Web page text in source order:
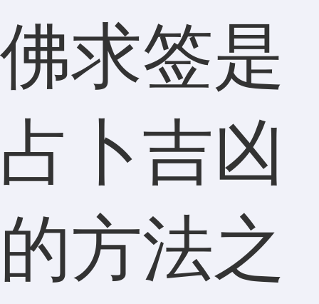
佛求签是
占卜吉凶
的方法之